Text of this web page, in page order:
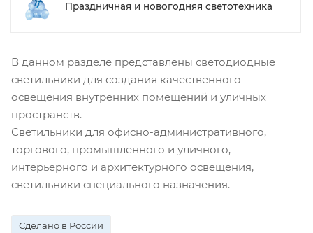
Праздничная и новогодняя светотехника
В данном разделе представлены светодиодные
светильники для создания качественного
освещения внутренних помещений и уличных
пространств.
Светильники для офисно-административного,
торгового, промышленного и уличного,
интерьерного и архитектурного освещения,
светильники специального назначения.
Сделано в России